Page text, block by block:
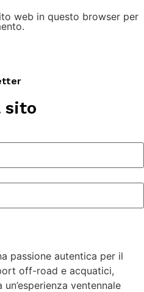
web in questo browser per
sito
passione autentica per il
off-road e acquatici,
ventennale